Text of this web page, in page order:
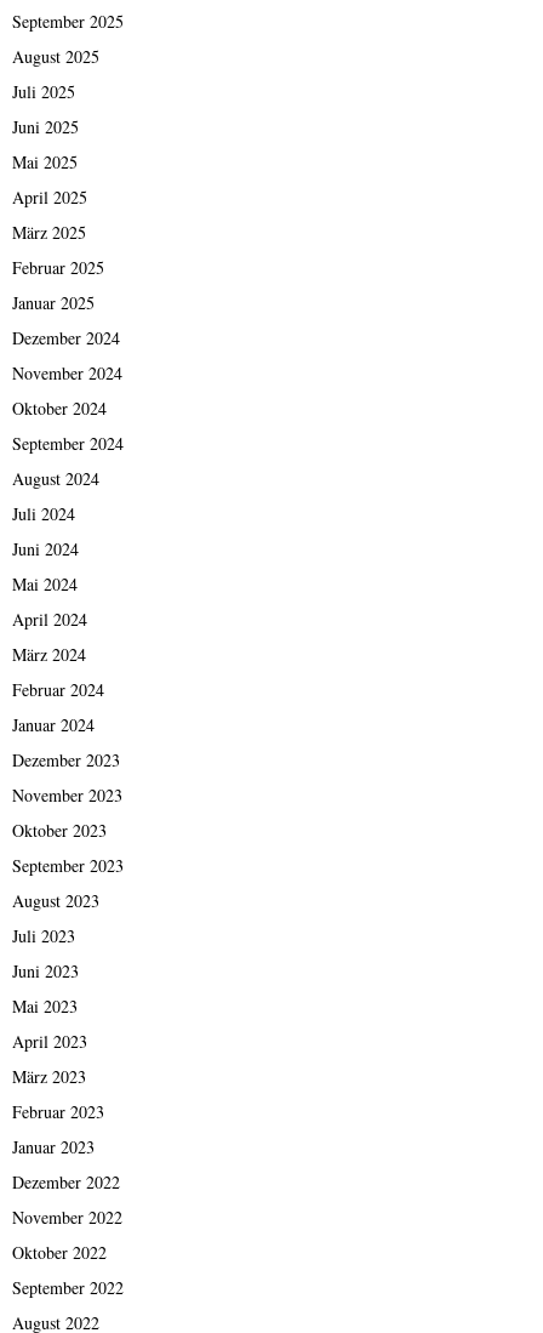
September 2025
August 2025
Juli 2025
Juni 2025
Mai 2025
April 2025
März 2025
Februar 2025
Januar 2025
Dezember 2024
November 2024
Oktober 2024
September 2024
August 2024
Juli 2024
Juni 2024
Mai 2024
April 2024
März 2024
Februar 2024
Januar 2024
Dezember 2023
November 2023
Oktober 2023
September 2023
August 2023
Juli 2023
Juni 2023
Mai 2023
April 2023
März 2023
Februar 2023
Januar 2023
Dezember 2022
November 2022
Oktober 2022
September 2022
August 2022